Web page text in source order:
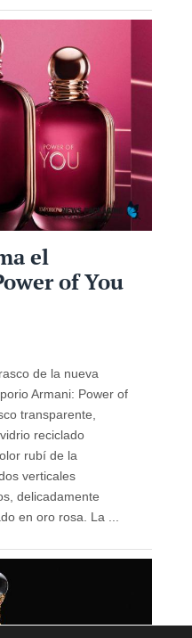
el
of You
de la nueva
Armani: Power of
transparente,
reciclado
rubí de la
verticales
delicadamente
en oro rosa. La ...